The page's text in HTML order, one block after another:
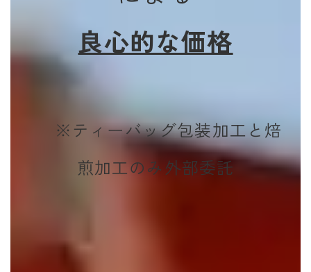
良心的な価格
※ティーバッグ包装加工と焙
煎加工のみ外部委託